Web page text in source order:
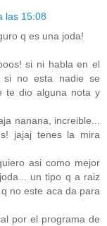
las 15:08
q es una joda!
si ni habla en el
si no esta nadie se
te dio alguna nota y
nanana, increible...
jajaj tenes la mira
asi como mejor
un tipo q a raiz
no este aca da para
por el programa de